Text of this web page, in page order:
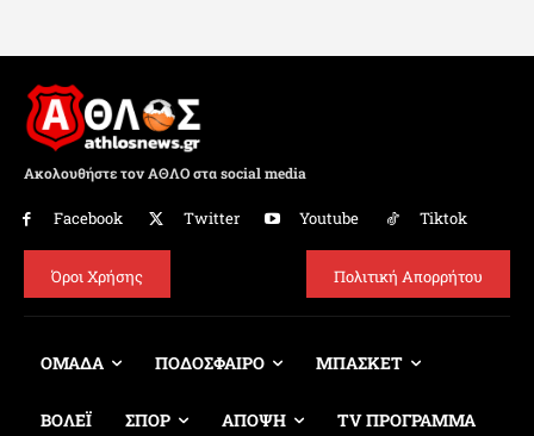
Ακολουθήστε τον ΑΘΛΟ στα social media
Facebook Twitter Youtube Tiktok
Όροι Χρήσης Πολιτική Απορρήτου
ΟΜΑΔΑ ΠΟΔΟΣΦΑΙΡΟ ΜΠΑΣΚΕΤ
ΒΟΛΕΪ ΣΠΟΡ ΑΠΟΨΗ TV ΠΡΟΓΡΑΜΜΑ